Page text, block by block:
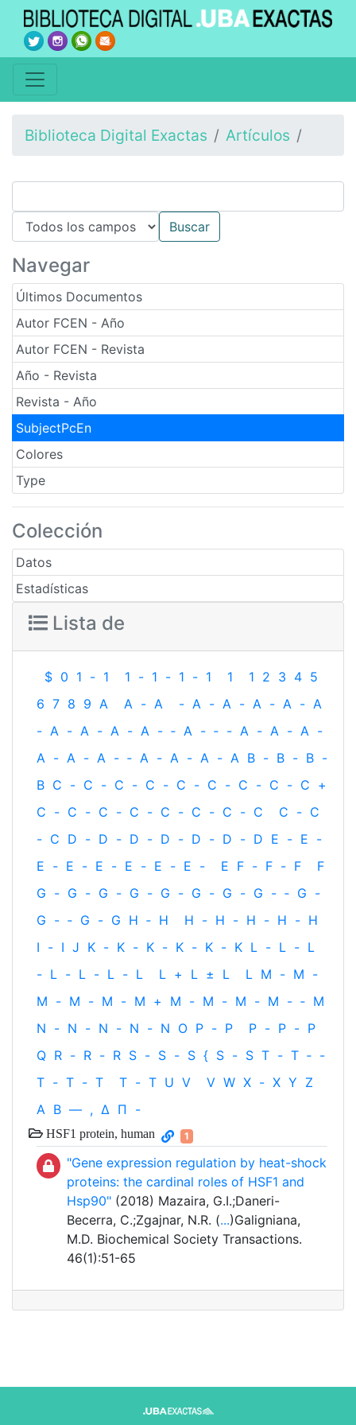
Biblioteca Digital Exactas Artículos
Navegar
Últimos Documentos
Autor FCEN - Año
Autor FCEN - Revista
Año - Revista
Revista - Año
SubjectPcEn
Colores
Type
Colección
Datos
Estadísticas
Lista de
$ 0 1 - 1 1 - 1 - 1 - 1 1 1 2 3 4 5
6 7 8 9 A A - A - A - A - A - A - A
- A - A - A - A - ‐ A - ‐ - A - A - A -
A - A - A - ‐ A - A - A - A B - B - B -
B C - C - C - C - C - C - C - C - C +
C - C - C - C - C - C - C - C C - C
- C D - D - D - D - D - D - D E - E -
E - E - E - E - E - E - E F - F - F
F
G - G - G - G - G - G - G - G - ‐ G -
G - ‐ G - G H ‐ H H - H - H - H - H
I - I J K - K - K - K - K - K L - L - L
- L - L - L - L L + L ± L L M - M -
M - M - M - M + M - M - M - M - ‐ M
N - N - N - N - N O P - P P - P - P
Q R - R - R S - S - S { S - S T - T ‐ -
T - T - T T - T U V V W X - X Y Z
Α Β — , Δ Π -
HSF1 protein, human 1
"Gene expression regulation by heat-shock
proteins: the cardinal roles of HSF1 and
Hsp90" (2018) Mazaira, G.I.;Daneri-
Becerra, C.;Zgajnar, N.R. (...)Galigniana,
M.D. Biochemical Society Transactions.
46(1):51-65